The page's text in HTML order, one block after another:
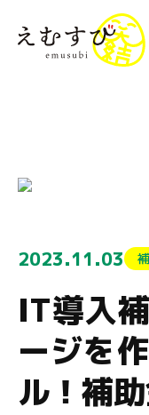
2023.11.03
IT導入
ージを
ル！補